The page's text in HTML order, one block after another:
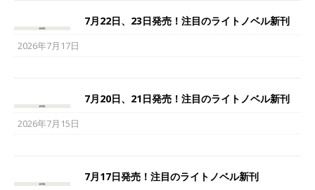
7月22日、23日発売！注目のライトノベル新刊
2026年7月17日
7月20日、21日発売！注目のライトノベル新刊
2026年7月15日
7月17日発売！注目のライトノベル新刊